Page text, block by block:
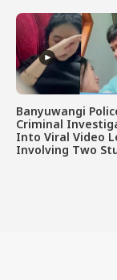
Banyuwangi
Criminal
Into Viral Video
Involving Two